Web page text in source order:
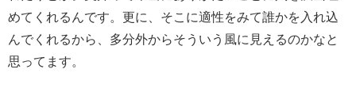
めてくれるんです。更に、そこに適性をみて誰かを入れ込
んでくれるから、多分外からそういう風に見えるのかなと
思ってます。